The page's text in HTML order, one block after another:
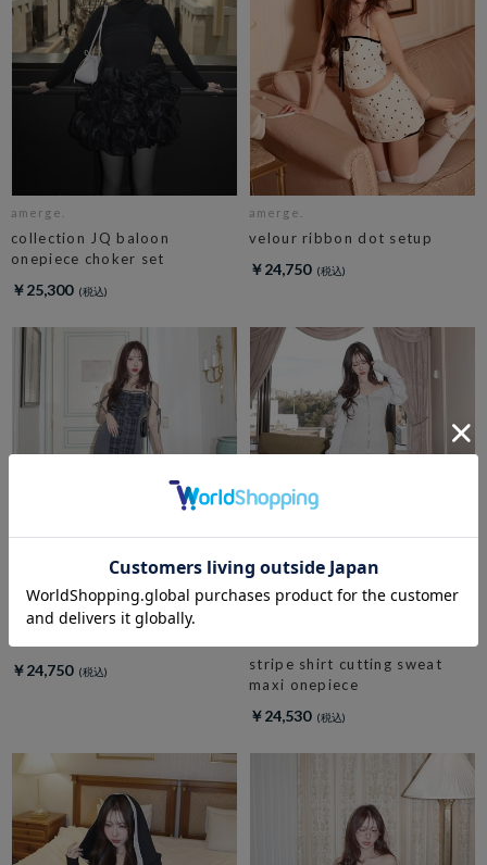
amerge.
collection JQ baloon
onepiece choker set
￥25,300
amerge.
velour ribbon dot setup
￥24,750
amerge.
￥24,750
stripe shirt cutting sweat
maxi onepiece
￥24,530